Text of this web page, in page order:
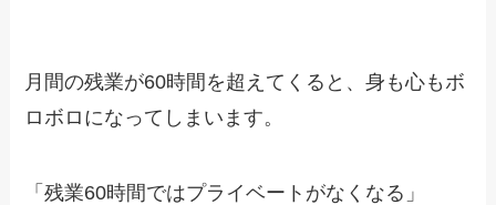
月間の残業が60時間を超えてくると、身も心もボ
ロボロになってしまいます。
「残業60時間ではプライベートがなくなる」